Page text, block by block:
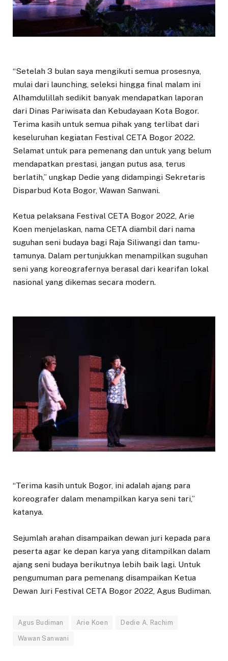
“Setelah 3 bulan saya mengikuti semua prosesnya,
mulai dari launching, seleksi hingga final malam ini
Alhamdulillah sedikit banyak mendapatkan laporan
dari Dinas Pariwisata dan Kebudayaan Kota Bogor.
Terima kasih untuk semua pihak yang terlibat dari
keseluruhan kegiatan Festival CETA Bogor 2022.
Selamat untuk para pemenang dan untuk yang belum
mendapatkan prestasi, jangan putus asa, terus
berlatih,” ungkap Dedie yang didampingi Sekretaris
Disparbud Kota Bogor, Wawan Sanwani.
Ketua pelaksana Festival CETA Bogor 2022, Arie
Koen menjelaskan, nama CETA diambil dari nama
suguhan seni budaya bagi Raja Siliwangi dan tamu-
tamunya. Dalam pertunjukkan menampilkan suguhan
seni yang koreografernya berasal dari kearifan lokal
nasional yang dikemas secara modern.
“Terima kasih untuk Bogor, ini adalah ajang para
koreografer dalam menampilkan karya seni tari,”
katanya.
Sejumlah arahan disampaikan dewan juri kepada para
peserta agar ke depan karya yang ditampilkan dalam
ajang seni budaya berikutnya lebih baik lagi. Untuk
pengumuman para pemenang disampaikan Ketua
Dewan Juri Festival CETA Bogor 2022, Agus Budiman.
Agus Budiman Arie Koen Dedie A. Rachim
Wawan Sanwani